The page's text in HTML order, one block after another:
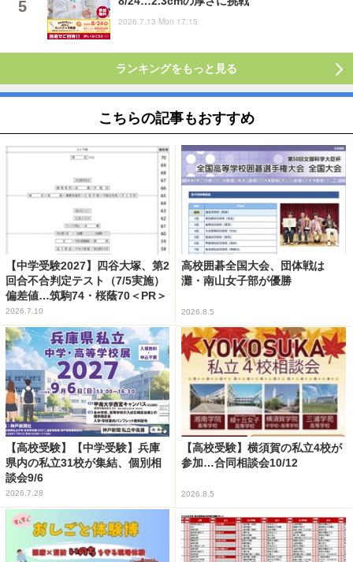
2026.7.13 Mon 17:15
ランキングをもっと見る
こちらの記事もおすすめ
【中学受験2027】四谷大塚、第2
回合不合判定テスト（7/5実施）
偏差値…筑駒74・桜蔭70＜PR＞
2026.7.10
高校囲碁全国大会、団体戦は
灘・南山女子部が優勝
2026.8.5
【高校受験】【中学受験】兵庫
県内の私立31校が集結、個別相
談会9/6
2026.7.28
【高校受験】横須賀の私立4校が
参加…合同相談会10/12
2026.8.5